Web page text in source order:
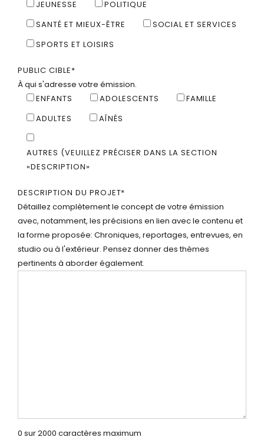
JEUNESSE
POLITIQUE
SANTÉ ET MIEUX-ÊTRE
SOCIAL ET SERVICES
SPORTS ET LOISIRS
PUBLIC CIBLE*
À qui s'adresse votre émission.
ENFANTS
ADOLESCENTS
FAMILLE
ADULTES
AÎNÉS
AUTRES (VEUILLEZ PRÉCISER DANS LA SECTION
«DESCRIPTION»
DESCRIPTION DU PROJET*
Détaillez complètement le concept de votre émission
avec, notamment, les précisions en lien avec le contenu et
la forme proposée: Chroniques, reportages, entrevues, en
studio ou à l'extérieur. Pensez donner des thèmes
pertinents à aborder également.
0 sur 2000 caractères maximum